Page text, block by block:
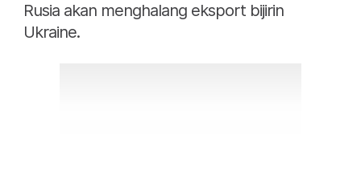
Rusia akan menghalang eksport bijirin
Ukraine.